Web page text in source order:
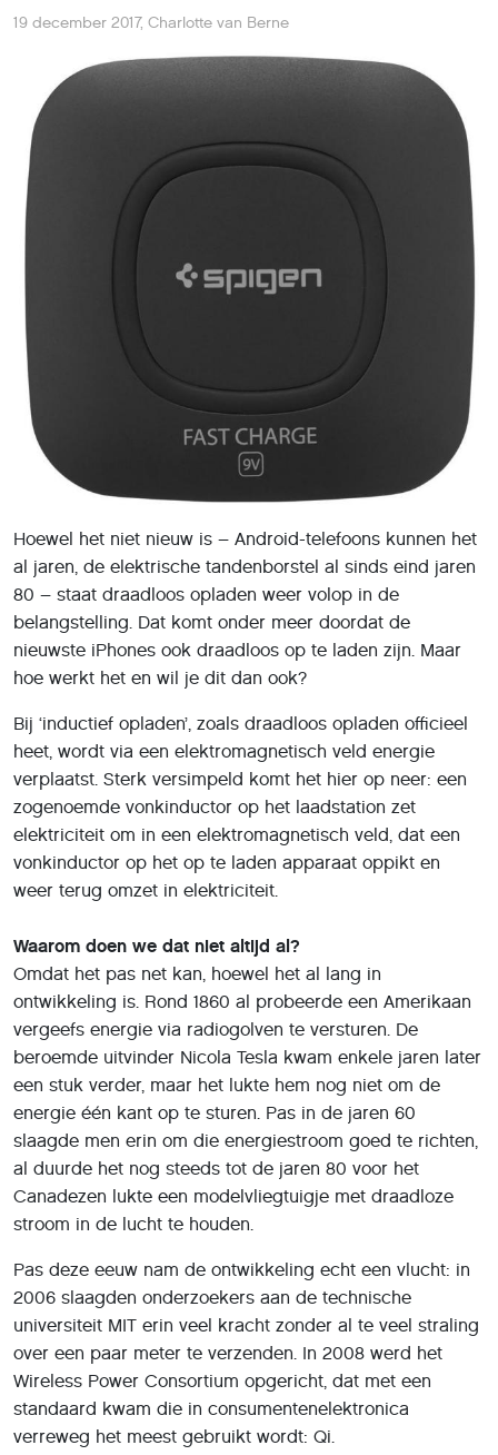
Hoewel het niet nieuw is – Android-telefoons kunnen het
al jaren, de elektrische tandenborstel al sinds eind jaren
80 – staat draadloos opladen weer volop in de
belangstelling. Dat komt onder meer doordat de
nieuwste iPhones ook draadloos op te laden zijn. Maar
hoe werkt het en wil je dit dan ook?
Bij ‘inductief opladen’, zoals draadloos opladen officieel
heet, wordt via een elektromagnetisch veld energie
verplaatst. Sterk versimpeld komt het hier op neer: een
zogenoemde vonkinductor op het laadstation zet
elektriciteit om in een elektromagnetisch veld, dat een
vonkinductor op het op te laden apparaat oppikt en
weer terug omzet in elektriciteit.
Waarom doen we dat niet altijd al?
Omdat het pas net kan, hoewel het al lang in
ontwikkeling is. Rond 1860 al probeerde een Amerikaan
vergeefs energie via radiogolven te versturen. De
beroemde uitvinder Nicola Tesla kwam enkele jaren later
een stuk verder, maar het lukte hem nog niet om de
energie één kant op te sturen. Pas in de jaren 60
slaagde men erin om die energiestroom goed te richten,
al duurde het nog steeds tot de jaren 80 voor het
Canadezen lukte een modelvliegtuigje met draadloze
stroom in de lucht te houden.
Pas deze eeuw nam de ontwikkeling echt een vlucht: in
2006 slaagden onderzoekers aan de technische
universiteit MIT erin veel kracht zonder al te veel straling
over een paar meter te verzenden. In 2008 werd het
Wireless Power Consortium opgericht, dat met een
standaard kwam die in consumentenelektronica
verreweg het meest gebruikt wordt: Qi.
Qi – spreek uit chi - betekent ‘energiestroom' in het
Mandarijn.
Handig
Iedereen heeft weleens per ongeluk iets te snel zijn of
haar telefoon mee willen grissen om er te laat achter te
komen dat deze nog aan de draad hangt. Met een beetje
pech beschadig je zo niet alleen de poort op je telefoon
of de oplaadkabel, maar sleur je ook de laptop of
powerbank waaraan deze lag op te laden je bureau af.
Vergelijk dat met draadloos opladen, waarbij je zonder
nadenken je smartphone – of ander apparaat – van je
bureau kunt pakken. En je hoeft ook niet meer bang te
zijn dat je je smartphone vergeet op te laden, want zodra
je ‘m neerlegt, laadt ie op.